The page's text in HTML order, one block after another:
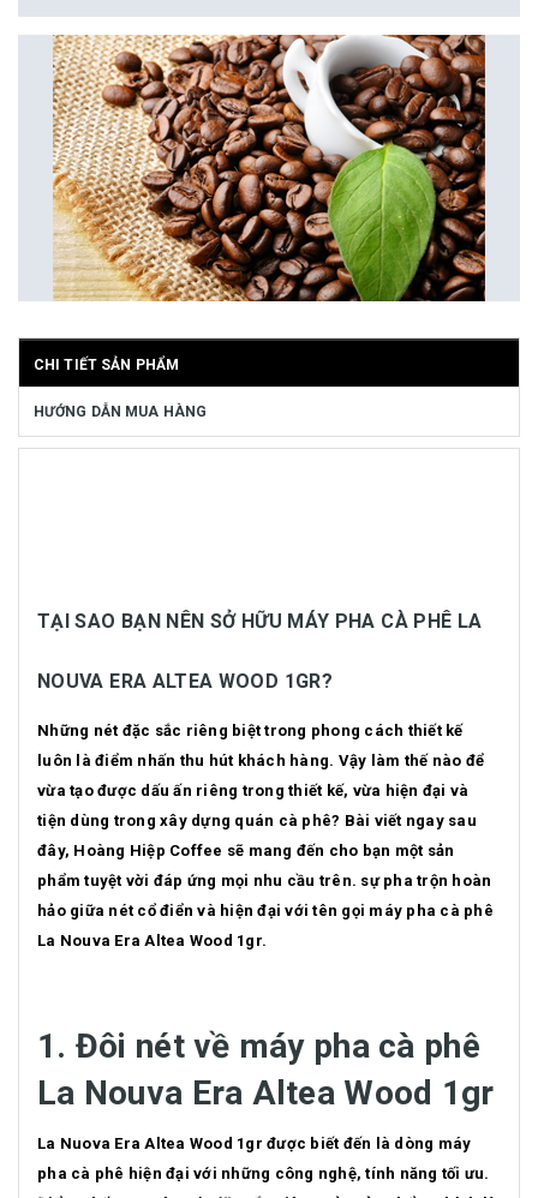
CHI TIẾT SẢN PHẨM
HƯỚNG DẪN MUA HÀNG
TẠI SAO BẠN NÊN SỞ HỮU MÁY PHA CÀ PHÊ LA
NOUVA ERA ALTEA WOOD 1GR?
Những nét đặc sắc riêng biệt trong phong cách thiết kế
luôn là điểm nhấn thu hút khách hàng. Vậy làm thế nào để
vừa tạo được dấu ấn riêng trong thiết kế, vừa hiện đại và
tiện dùng trong xây dựng quán cà phê? Bài viết ngay sau
đây, Hoàng Hiệp Coffee sẽ mang đến cho bạn một sản
phẩm tuyệt vời đáp ứng mọi nhu cầu trên. sự pha trộn hoàn
hảo giữa nét cổ điển và hiện đại với tên gọi máy pha cà phê
La Nouva Era Altea Wood 1gr.
1. Đôi nét về máy pha cà phê
La Nouva Era Altea Wood 1gr
La Nuova Era Altea Wood 1gr được biết đến là dòng máy
pha cà phê hiện đại với những công nghệ, tính năng tối ưu.